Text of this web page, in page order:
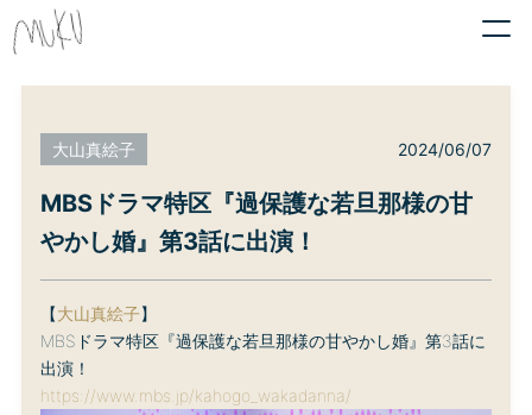
大山真絵子 2024/06/07
MBSドラマ特区『過保護な若旦那様の甘
やかし婚』第3話に出演！
【大山真絵子】
MBSドラマ特区『過保護な若旦那様の甘やかし婚』第3話に
出演！
https://www.mbs.jp/kahogo_wakadanna/